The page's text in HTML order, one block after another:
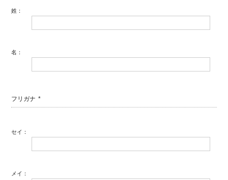
姓：
名：
フリガナ *
セイ：
メイ：